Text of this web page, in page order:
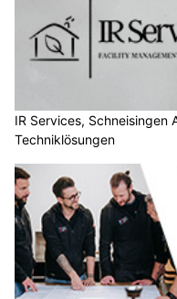
IR Services, Schneisingen
Techniklösungen